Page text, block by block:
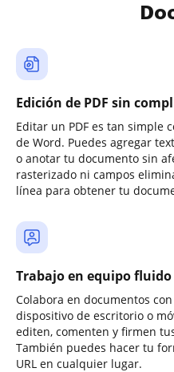
Edición de PDF sin
Editar un PDF es tan simple
de Word. Puedes agregar
o anotar tu documento sin
rasterizado ni campos
línea para obtener tu
Trabajo en equipo fluido
Colabora en documentos
dispositivo de escritorio o
editen, comenten y firmen
También puedes hacer tu
URL en cualquier lugar.